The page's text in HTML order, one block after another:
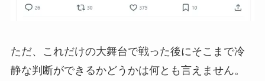
ただ、これだけの大舞台で戦った後にそこまで冷
静な判断ができるかどうかは何とも言えません。